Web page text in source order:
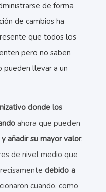
de forma
de cambios ha
que todos los
pero no saben
pueden llevar a un
donde los
ahora que pueden
añadir su mayor valor.
de nivel medio que
debido a
cuando, como